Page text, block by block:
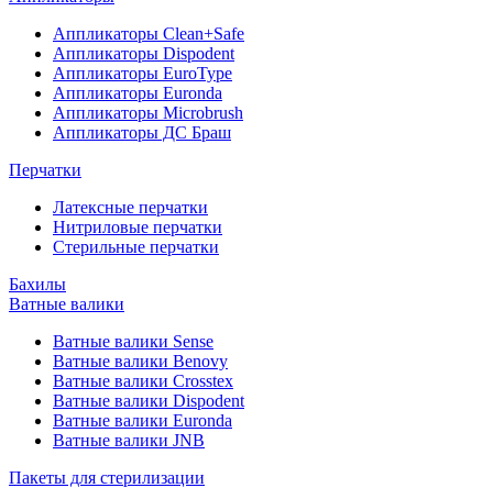
Аппликаторы Clean+Safe
Аппликаторы Dispodent
Аппликаторы EuroType
Аппликаторы Euronda
Аппликаторы Microbrush
Аппликаторы ДС Браш
Перчатки
Латексные перчатки
Нитриловые перчатки
Стерильные перчатки
Бахилы
Ватные валики
Ватные валики Sense
Ватные валики Benovy
Ватные валики Crosstex
Ватные валики Dispodent
Ватные валики Euronda
Ватные валики JNB
Пакеты для стерилизации